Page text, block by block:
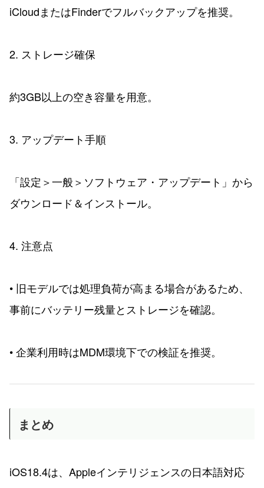
iCloudまたはFinderでフルバックアップを推奨。
2. ストレージ確保
約3GB以上の空き容量を用意。
3. アップデート手順
「設定＞一般＞ソフトウェア・アップデート」から
ダウンロード＆インストール。
4. 注意点
• 旧モデルでは処理負荷が高まる場合があるため、
事前にバッテリー残量とストレージを確認。
• 企業利用時はMDM環境下での検証を推奨。
まとめ
iOS18.4は、Appleインテリジェンスの日本語対応